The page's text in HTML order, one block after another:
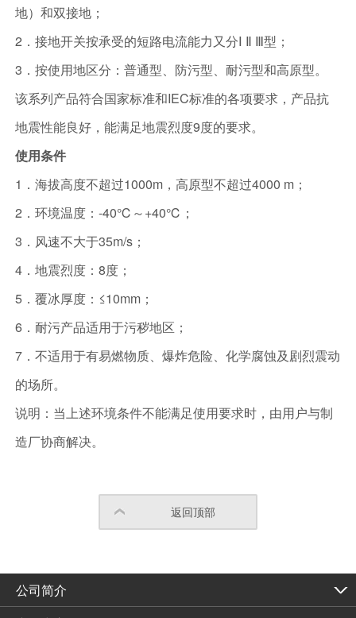
地）和双接地；
2．接地开关按承受的短路电流能力又分Ⅰ Ⅱ Ⅲ型；
3．按使用地区分：普通型、防污型、耐污型和高原型。
该系列产品符合国家标准和IEC标准的各项要求，产品抗
地震性能良好，能满足地震烈度9度的要求。
使用条件
1．海拔高度不超过1000m，高原型不超过4000 m；
2．环境温度：-40℃～+40℃；
3．风速不大于35m/s；
4．地震烈度：8度；
5．覆冰厚度：≤10mm；
6．耐污产品适用于污秽地区；
7．不适用于有易燃物质、爆炸危险、化学腐蚀及剧烈震动
的场所。
说明：当上述环境条件不能满足使用要求时，由用户与制
造厂协商解决。
返回顶部
公司简介